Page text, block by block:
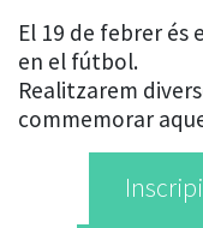
El 19 de febrer és
en el fútbol.
Realitzarem
commemorar